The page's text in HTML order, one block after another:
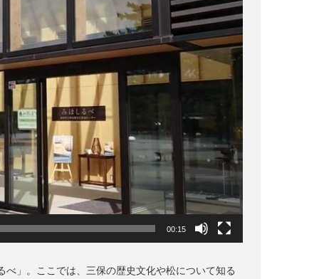
00:15
べ」。ここでは、三保の歴史文化や松について知る